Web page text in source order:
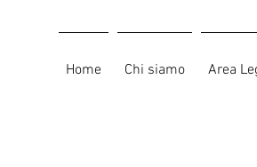
Home Chi siamo Area